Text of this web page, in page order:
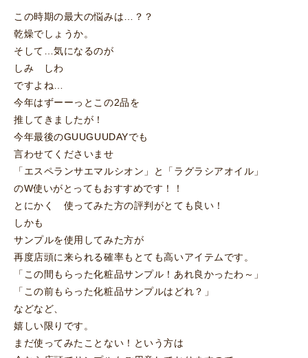
この時期の最大の悩みは…？？
乾燥でしょうか。
そして…気になるのが
しみ しわ
ですよね…
今年はずーーっとこの2品を
推してきましたが！
今年最後のGUUGUUDAYでも
言わせてくださいませ
「エスペランサエマルシオン」と「ラグラシアオイル」
のW使いがとってもおすすめです！！
とにかく 使ってみた方の評判がとても良い！
しかも
サンプルを使用してみた方が
再度店頭に来られる確率もとても高いアイテムです。
「この間もらった化粧品サンプル！あれ良かったわ～」
「この前もらった化粧品サンプルはどれ？」
などなど、
嬉しい限りです。
まだ使ってみたことない！という方は